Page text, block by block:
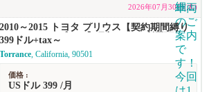
2026年07月30日(木)
2010～2015 トヨタ プリウス【契約期間縛り
ナシのリースプラン】月額$399～利用可能！
399ドル+tax～
Torrance, California, 90501
価格 :
USドル 399 /月